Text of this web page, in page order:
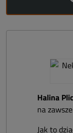
Halina
na
Jak to